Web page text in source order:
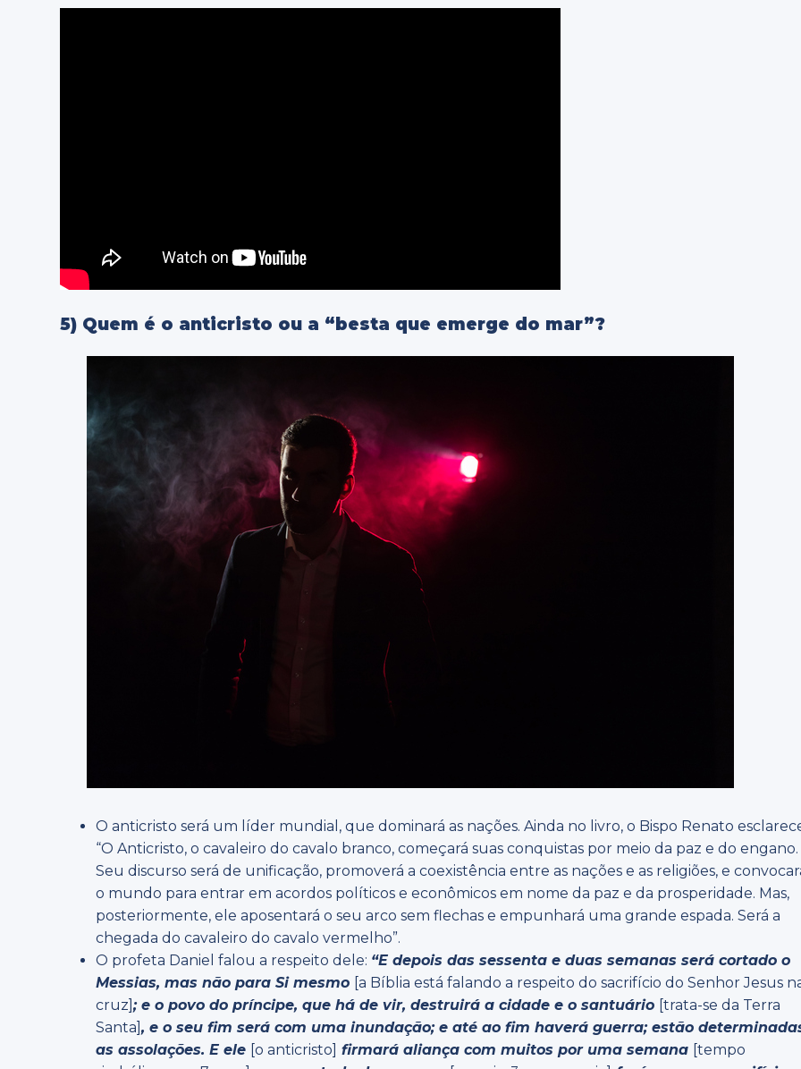
5) Quem é o anticristo ou a “besta que emerge do mar”?
O anticristo será um líder mundial, que dominará as nações. Ainda no livro, o Bispo Renato
“O Anticristo, o cavaleiro do cavalo branco, começará suas conquistas por meio da paz e do engano.
Seu discurso será de unificação, promoverá a coexistência entre as nações e as religiões, e
o mundo para entrar em acordos políticos e econômicos em nome da paz e da prosperidade. Mas,
posteriormente, ele aposentará o seu arco sem flechas e empunhará uma grande espada. Será a
chegada do cavaleiro do cavalo vermelho”.
O profeta Daniel falou a respeito dele: “E depois das sessenta e duas semanas será cortado o
Messias, mas não para Si mesmo [a Bíblia está falando a respeito do sacrifício do Senhor Jesus
cruz]; e o povo do príncipe, que há de vir, destruirá a cidade e o santuário [trata-se da Terra
Santa], e o seu fim será com uma inundação; e até ao fim haverá guerra; estão
as assolações.E ele [o anticristo] firmará aliança com muitos por uma semana [tempo